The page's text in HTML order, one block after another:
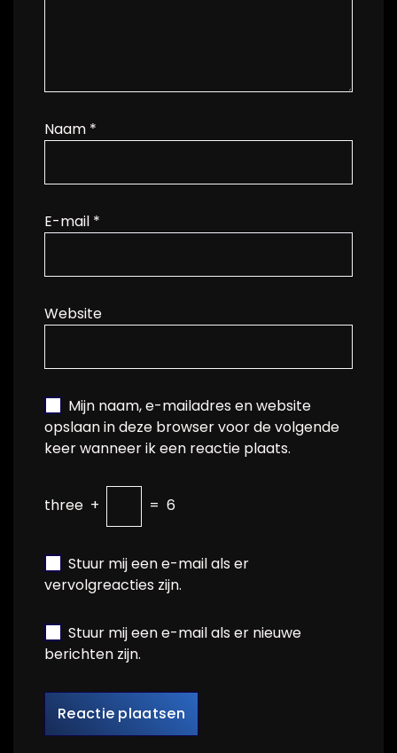
Naam *
E-mail *
Website
Mijn naam, e-mailadres en website
opslaan in deze browser voor de volgende
keer wanneer ik een reactie plaats.
three + = 6
Stuur mij een e-mail als er
vervolgreacties zijn.
Stuur mij een e-mail als er nieuwe
berichten zijn.